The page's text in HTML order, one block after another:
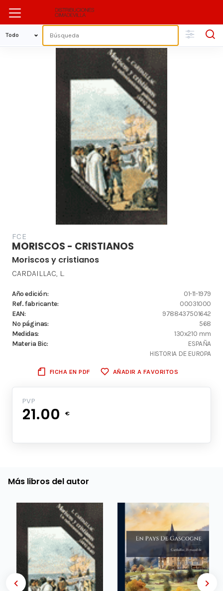
FCE
MORISCOS - CRISTIANOS
Moriscos y cristianos
CARDAILLAC, L.
Año edición:
01-11-1979
Ref. fabricante:
00031000
EAN:
9788437501642
Nº páginas:
568
Medidas:
130x210 mm
Materia Bic:
ESPAÑA
HISTORIA DE EUROPA
FICHA EN PDF AÑADIR A FAVORITOS
PVP
21.00 €
Más libros del autor